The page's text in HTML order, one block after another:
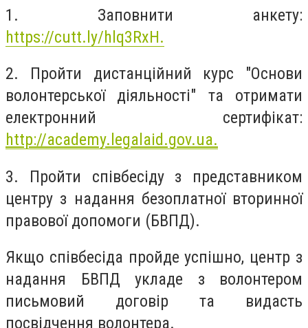
1. Заповнити анкету:
https://cutt.ly/hlq3RxH.
2. Пройти дистанційний курс "Основи
волонтерської діяльності" та отримати
електронний сертифікат:
http://academy.legalaid.gov.ua.
3. Пройти співбесіду з представником
центру з надання безоплатної вторинної
правової допомоги (БВПД).
Якщо співбесіда пройде успішно, центр з
надання БВПД укладе з волонтером
письмовий договір та видасть
посвідчення волонтера.